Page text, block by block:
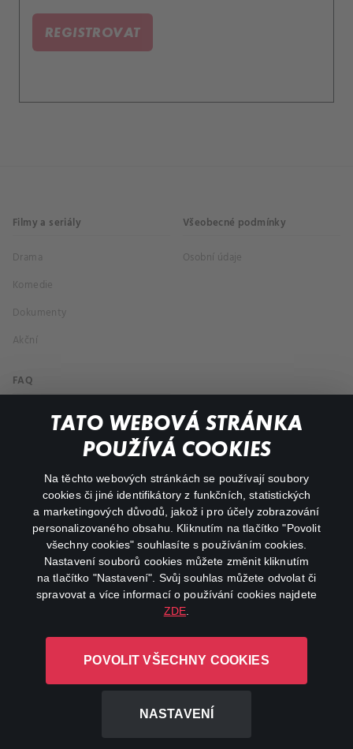
TATO WEBOVÁ STRÁNKA
POUŽÍVÁ COOKIES
Na těchto webových stránkách se používají soubory
cookies či jiné identifikátory z funkčních, statistických
a marketingových důvodů, jakož i pro účely zobrazování
personalizovaného obsahu. Kliknutím na tlačítko "Povolit
všechny cookies" souhlasíte s používáním cookies.
Nastavení souborů cookies můžete změnit kliknutím
na tlačítko "Nastavení". Svůj souhlas můžete odvolat či
spravovat a více informací o používání cookies najdete
ZDE
POVOLIT VŠECHNY COOKIES
NASTAVENÍ
úseku dálnice.
REGISTROVAT
Filmy a seriály
Drama
Komedie
Dokumenty
Akční
Všeobecné podmínky
Osobní údaje
FAQ
Můj účet
Důležité odkazy
facebookinstagram
youtube
L-1246 Luxembourg R.C.S.